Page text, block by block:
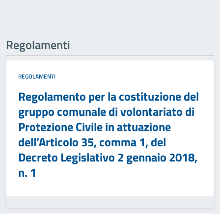
Regolamenti
REGOLAMENTI
Regolamento per la costituzione del
gruppo comunale di volontariato di
Protezione Civile in attuazione
dell’Articolo 35, comma 1, del
Decreto Legislativo 2 gennaio 2018,
n. 1